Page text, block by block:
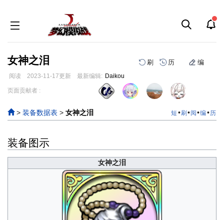
女神之泪 刷 历 编
阅读 2023-11-17更新 最新编辑: Daikou
跳
导
航
跳
搜
索
页面贡献者 :
> 装备数据表 > 女神之泪 短 •刷 •阅 •编•历
装备图示
女神之泪